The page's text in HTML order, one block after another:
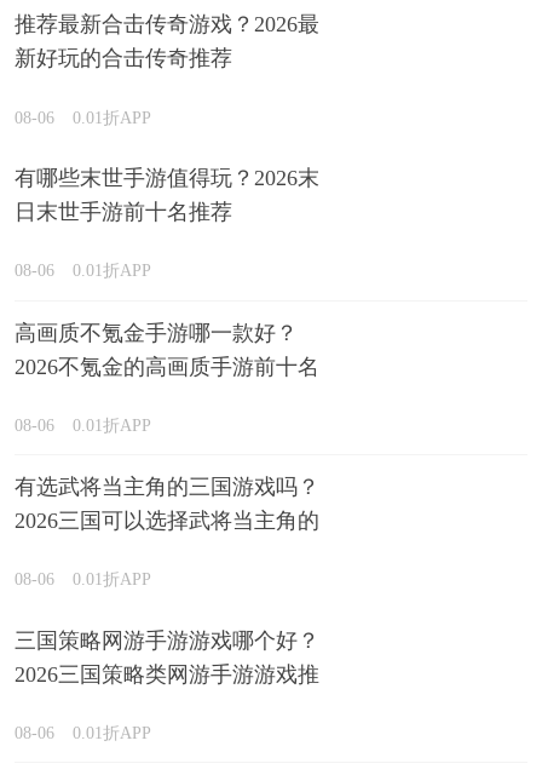
推荐最新合击传奇游戏？2026最
新好玩的合击传奇推荐
08-06 0.01折APP
有哪些末世手游值得玩？2026末
日末世手游前十名推荐
08-06 0.01折APP
高画质不氪金手游哪一款好？
2026不氪金的高画质手游前十名
08-06 0.01折APP
有选武将当主角的三国游戏吗？
2026三国可以选择武将当主角的
08-06 0.01折APP
三国策略网游手游游戏哪个好？
2026三国策略类网游手游游戏推
08-06 0.01折APP